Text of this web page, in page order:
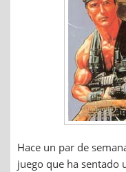
Hace un par de
juego que ha sentado